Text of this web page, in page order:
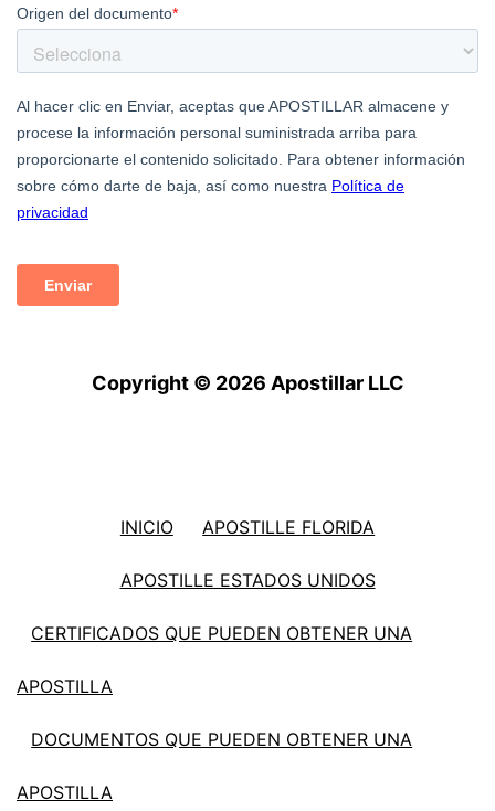
Copyright © 2026 Apostillar LLC
INICIO APOSTILLE FLORIDA
APOSTILLE ESTADOS UNIDOS
CERTIFICADOS QUE PUEDEN OBTENER UNA
APOSTILLA
DOCUMENTOS QUE PUEDEN OBTENER UNA
APOSTILLA